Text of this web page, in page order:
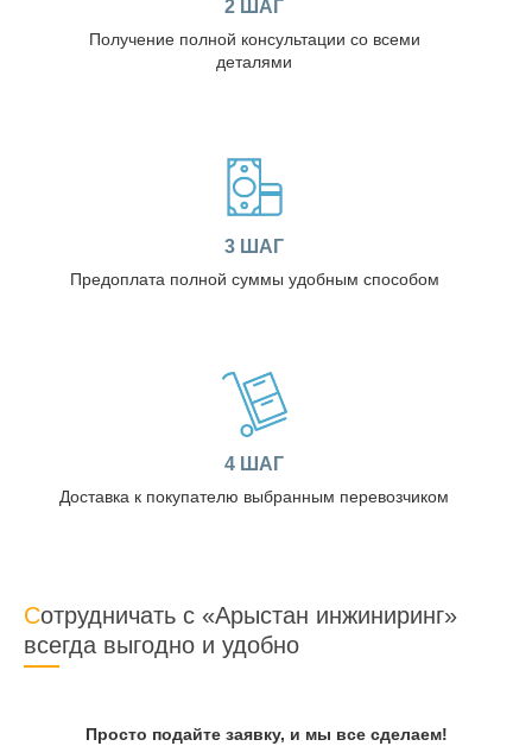
2 ШАГ
Получение полной консультации со всеми
деталями
3 ШАГ
Предоплата полной суммы удобным способом
4 ШАГ
Доставка к покупателю выбранным перевозчиком
Сотрудничать с «Арыстан инжиниринг»
всегда выгодно и удобно
Просто подайте заявку, и мы все сделаем!